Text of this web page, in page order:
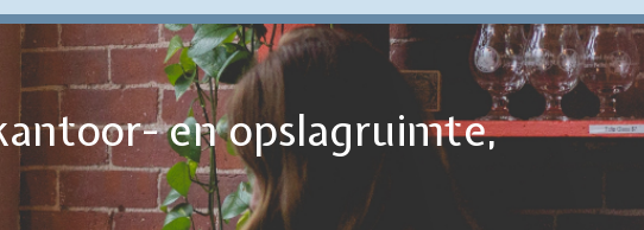
en opslagruimte,